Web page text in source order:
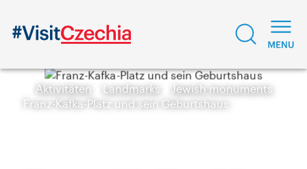
Aktivitäten Landmarks
Jewish monuments
Franz-Kafka-Platz und sein Geburtshaus